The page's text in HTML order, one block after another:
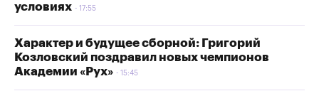
условиях
17:55
Характер и будущее сборной: Григорий
Козловский поздравил новых чемпионов
Академии «Рух»
15:45